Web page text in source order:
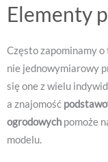
Elementy
Często zapominamy
nie jednowymiarowy
się one z wielu
a znajomość
ogrodowych pomoże
modelu.